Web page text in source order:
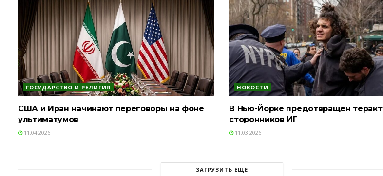
ГОСУДАРСТВО И РЕЛИГИЯ
США и Иран начинают переговоры на фоне
ультиматумов
11.04.2026
НОВОСТИ
В Нью-Йорке предотвращен теракт
сторонников ИГ
11.03.2026
ЗАГРУЗИТЬ ЕЩЕ